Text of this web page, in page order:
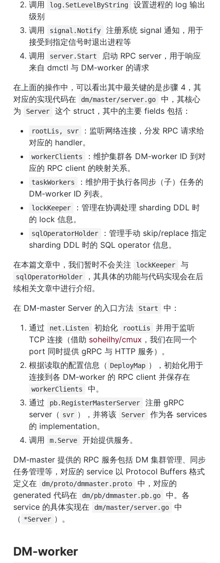
调用
log.SetLevelByString
设置进程的 log 输出
级别
调用
signal.Notify
注册系统 signal 通知，用于
接受到指定信号时退出进程等
调用
server.Start
启动 RPC server，用于响应
来自 dmctl 与 DM-worker 的请求
在上面的操作中，可以看出其中最关键的是步骤 4，其
对应的实现代码在
dm/master/server.go
中，其核心
为
Server 这个 struct，其中的主要 fields 包括：
rootLis, svr
：监听网络连接，分发 RPC 请求给
对应的 handler。
workerClients
：维护集群各 DM-worker ID 到对
应的 RPC client 的映射关系。
taskWorkers
：维护用于执行各同步（子）任务的
DM-worker ID 列表。
lockKeeper
：管理在协调处理 sharding DDL 时
的 lock 信息。
sqlOperatorHolder
：管理手动 skip/replace 指定
sharding DDL 时的 SQL operator 信息。
在本篇文章中，我们暂时不会关注
lockKeeper 与
sqlOperatorHolder
，其具体的功能与代码实现会在后
续相关文章中进行介绍。
在 DM-master Server 的入口方法
Start
中：
通过
net.Listen 初始化 rootLis
并用于监听
TCP 连接（借助 soheilhy/cmux ，我们在同一个
port 同时提供 gRPC 与 HTTP 服务）。
根据读取的配置信息（ DeployMap ），初始化用于
workerClients
中。
通过
pb.RegisterMasterServer
注册 gRPC
server（ svr ），并将该 Server
作为各 services
的 implementation。
调用
m.Serve
开始提供服务。
DM-master 提供的 RPC 服务包括 DM 集群管理、同步
任务管理等，对应的 service 以 Protocol Buffers 格式
定义在
dm/proto/dmmaster.proto
中，对应的
generated 代码在
dm/pb/dmmaster.pb.go
中。各
service 的具体实现在
dm/master/server.go
中
（ *Server ）。
DM-worker